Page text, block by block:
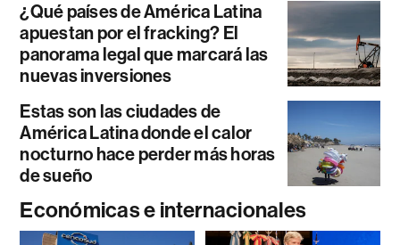
¿Qué países de América Latina
apuestan por el fracking? El
panorama legal que marcará las
nuevas inversiones
Estas son las ciudades de
América Latina donde el calor
nocturno hace perder más horas
de sueño
Económicas e internacionales